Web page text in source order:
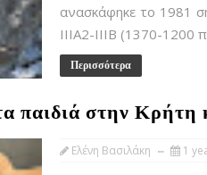
ανασκάφηκε το 1981
ΙΙΙΑ2-ΙΙΙΒ (1370-1200
Περισσότερα
παιδιά στην
Ελένη Βασιλάκη 1